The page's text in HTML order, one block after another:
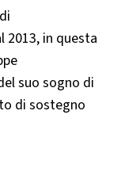
2013, in questa
suo sogno di
di sostegno